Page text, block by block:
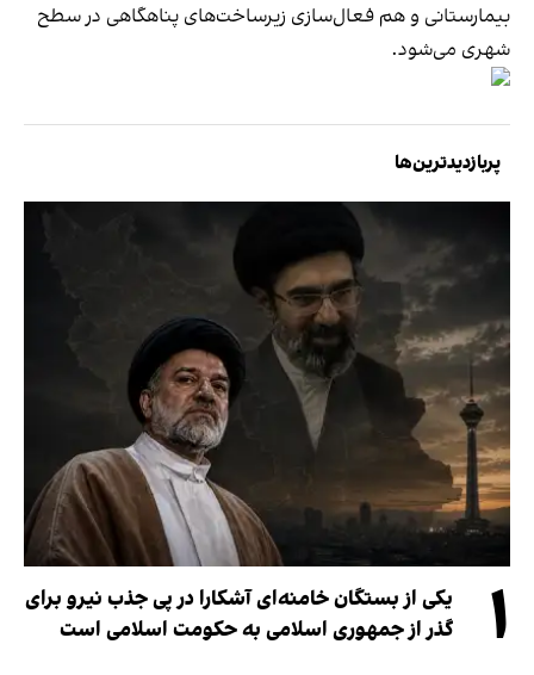
بیمارستانی و هم فعال‌سازی زیرساخت‌های پناهگاهی در سطح
شهری می‌شود.
پربازدیدترین‌ها
۱
یکی از بستگان خامنه‌ای آشکارا در پی جذب نیرو برای
گذر از جمهوری اسلامی به حکومت اسلامی است